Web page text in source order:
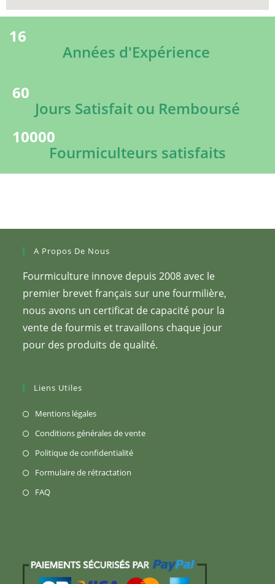
Années d'Expérience
16
Jours Satisfait ou Remboursé
60
Fourmiculteurs satisfaits
10000
A Propos De Nous
Fourmiculture innove depuis 2008 avec le
premier brevet français sur une fourmilière,
nous avons un certificat de capacité pour la
vente de fourmis et travaillons chaque jour
pour des produits de qualité.
Liens Utiles
Mentions légales
Conditions générales de vente
Politique de confidentialité
Formulaire de rétractation
FAQ